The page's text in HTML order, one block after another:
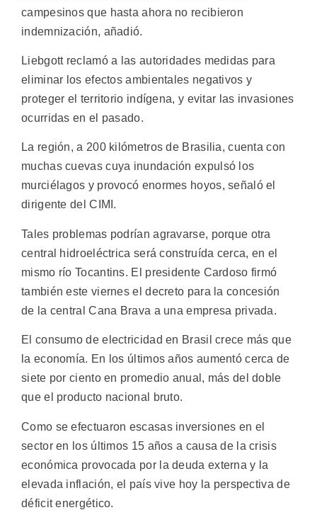
campesinos que hasta ahora no recibieron
indemnización, añadió.
Liebgott reclamó a las autoridades medidas para
eliminar los efectos ambientales negativos y
proteger el territorio indígena, y evitar las invasiones
ocurridas en el pasado.
La región, a 200 kilómetros de Brasilia, cuenta con
muchas cuevas cuya inundación expulsó los
murciélagos y provocó enormes hoyos, señaló el
dirigente del CIMI.
Tales problemas podrían agravarse, porque otra
central hidroeléctrica será construída cerca, en el
mismo río Tocantins. El presidente Cardoso firmó
también este viernes el decreto para la concesión
de la central Cana Brava a una empresa privada.
El consumo de electricidad en Brasil crece más que
la economía. En los últimos años aumentó cerca de
siete por ciento en promedio anual, más del doble
que el producto nacional bruto.
Como se efectuaron escasas inversiones en el
sector en los últimos 15 años a causa de la crisis
económica provocada por la deuda externa y la
elevada inflación, el país vive hoy la perspectiva de
déficit energético.